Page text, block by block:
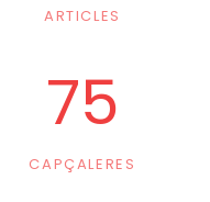
ARTICLES
75
CAPÇALERES